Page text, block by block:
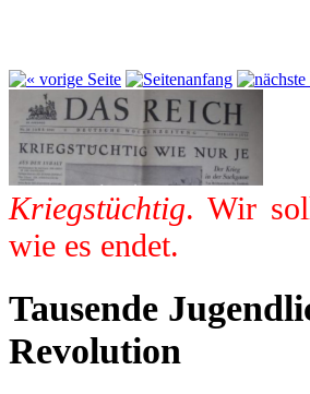
Kriegstüchtig. Wir
wie es endet.
Tausende
Revolution